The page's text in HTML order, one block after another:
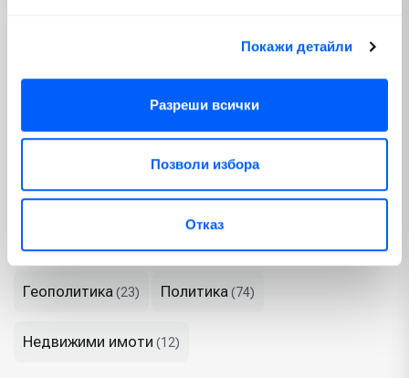
Покажи детайли
Разреши всички
Позволи избора
Отказ
Теми
Криптовалути(100) Пазари(810)
Макроикономика(280) Emerging Markets(3)
Геополитика(23) Политика(74)
Недвижими имоти (12)